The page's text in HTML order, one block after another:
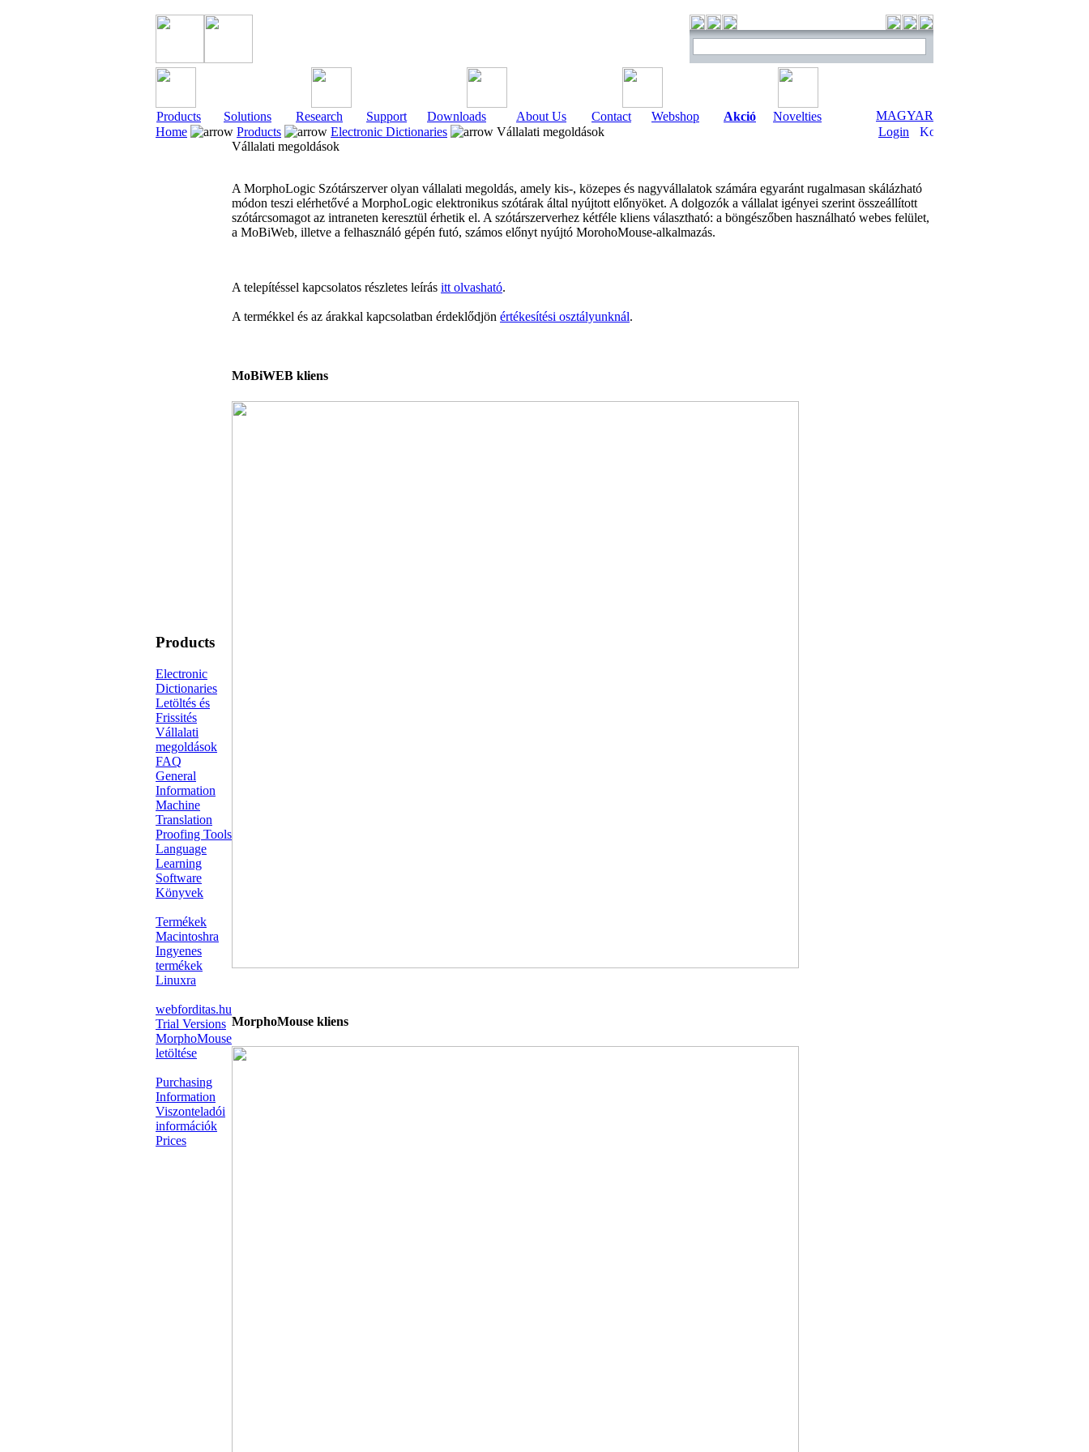
Products Solutions Research Support Downloads About Us Contact Webshop Akció Novelties
MAGYAR
Home
Products Electronic Dictionaries Vállalati megoldások Login
Products
Electronic
Dictionaries
Letöltés és
Frissités
Vállalati
megoldások
FAQ
General
Information
Machine
Translation
Proofing Tools
Language
Learning
Software
Könyvek
Termékek
Macintoshra
Ingyenes
termékek
Linuxra
webforditas.hu
Trial Versions
MorphoMouse
letöltése
Purchasing
Information
Viszonteladói
információk
Prices
Vállalati megoldások
A MorphoLogic Szótárszerver olyan vállalati megoldás, amely kis-, közepes és nagyvállalatok számára egyaránt rugalmasan skálázható
módon teszi elérhetővé a MorphoLogic elektronikus szótárak által nyújtott előnyöket. A dolgozók a vállalat igényei szerint összeállított
szótárcsomagot az intraneten keresztül érhetik el. A szótárszerverhez kétféle kliens választható: a böngészőben használható webes felület,
a MoBiWeb, illetve a felhasználó gépén futó, számos előnyt nyújtó MorohoMouse-alkalmazás.
A telepítéssel kapcsolatos részletes leírás itt olvasható.
A termékkel és az árakkal kapcsolatban érdeklődjön értékesítési osztályunknál.
MoBiWEB kliens
MorphoMouse kliens